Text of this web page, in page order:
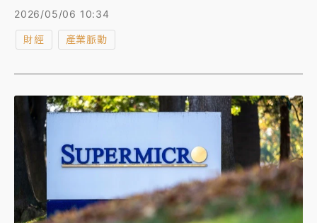
19%，投資人無視上季營收未達預期，轉而慶祝毛利率
2026/05/06 10:34
財經 產業脈動